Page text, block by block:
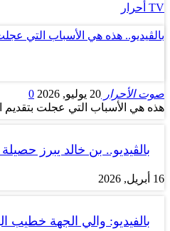
TV أحرار
بالڤيديو.. هذه هي الأسباب التي
صوت الأحرار 20 يوليو, 2026
0
هذه هي الأسباب التي عجلت بتقديم
بالڤيديو.. بن خالد يبرز حصيلة أشغال سنة 2025
16 أبريل, 2026
بالفيديو: والي الجهة خطيب